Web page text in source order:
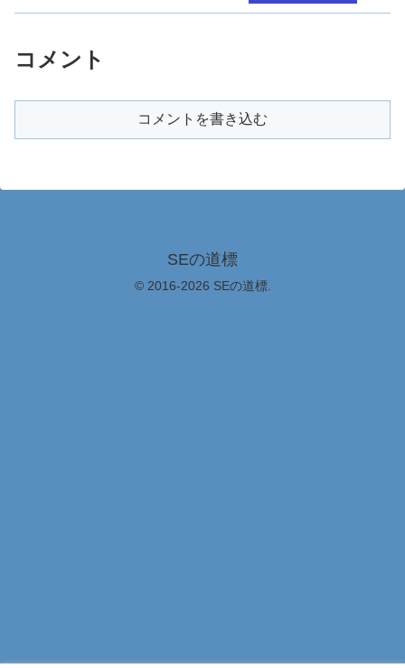
コメント
コメントを書き込む
SEの道標
© 2016-2026 SEの道標.